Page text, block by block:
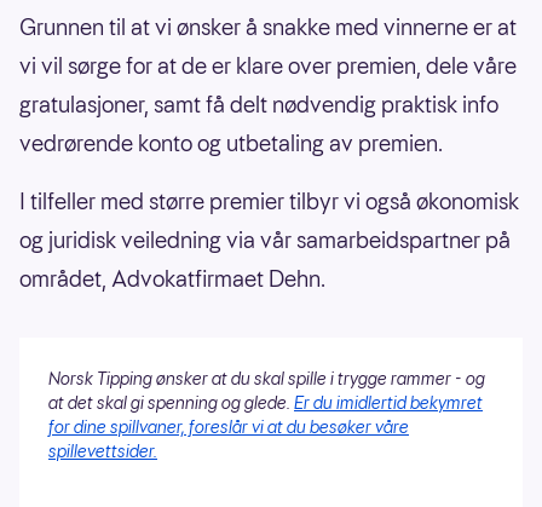
Grunnen til at vi ønsker å snakke med vinnerne er at
vi vil sørge for at de er klare over premien, dele våre
gratulasjoner, samt få delt nødvendig praktisk info
vedrørende konto og utbetaling av premien.
I tilfeller med større premier tilbyr vi også økonomisk
og juridisk veiledning via vår samarbeidspartner på
området, Advokatfirmaet Dehn.
Norsk Tipping ønsker at du skal spille i trygge rammer - og
at det skal gi spenning og glede. Er du imidlertid bekymret
for dine spillvaner, foreslår vi at du besøker våre
spillevettsider.